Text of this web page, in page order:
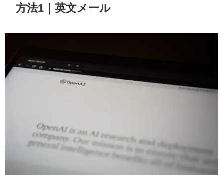
方法1｜英文メール